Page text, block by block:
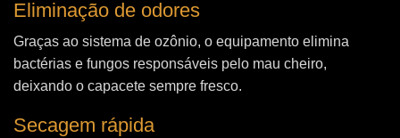
Eliminação de odores
Graças ao sistema de ozônio, o equipamento elimina
bactérias e fungos responsáveis pelo mau cheiro,
deixando o capacete sempre fresco.
Secagem rápida